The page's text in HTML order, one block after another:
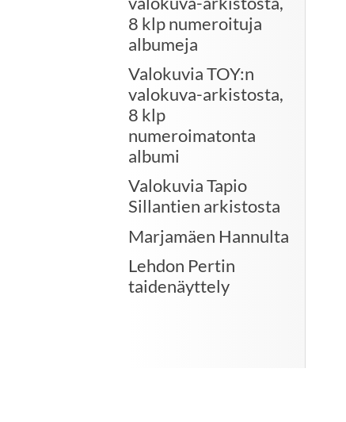
8 klp numeroituja
albumeja
Valokuvia TOY:n
valokuva-arkistosta,
8 klp
numeroimatonta
albumi
Valokuvia Tapio
Sillantien arkistosta
Marjamäen Hannulta
Lehdon Pertin
taidenäyttely